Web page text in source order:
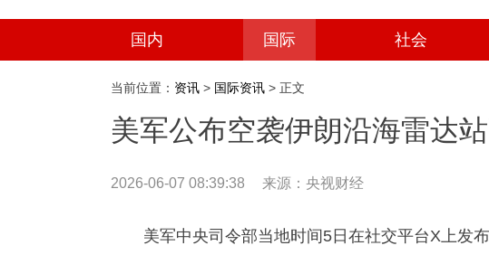
国内 国际 社会
当前位置： 资讯 > 国际资讯 > 正文
美军公布空袭伊朗沿海雷达
2026-06-07 08:39:38 来源：央视财经
美军中央司令部当地时间5日在社交平台X上发